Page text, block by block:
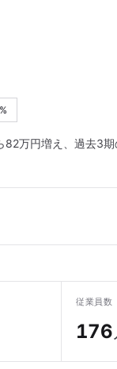
万円増え、過去3
従業員数
176